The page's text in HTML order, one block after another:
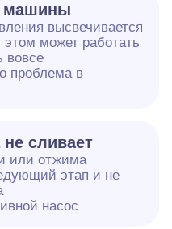
машины
высвечивается
может работать
вовсе
проблема в
сливает
или отжима
этап и не
насос